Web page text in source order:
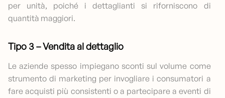
per unità, poiché i dettaglianti si riforniscono di
quantità maggiori.
Tipo 3 – Vendita al dettaglio
Le aziende spesso impiegano sconti sul volume come
strumento di marketing per invogliare i consumatori a
fare acquisti più consistenti o a partecipare a eventi di